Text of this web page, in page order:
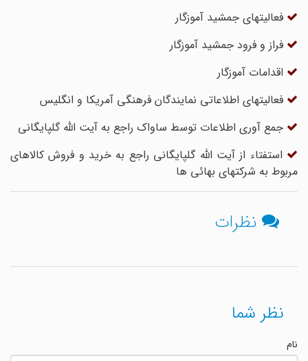
فعالیتهای جمشید آموزگار
فراز و فرود جمشید آموزگار
اقدامات آموزگار
فعالیتهای اطلاعاتی نمایندگان فرهنگی آمریکا و انگلیس
جمع آوری اطلاعات توسط ساواک راجع به آیت الله گلپایگانی
استفتاء از آیت الله گلپایگانی راجع به خرید و فروش کالاهای
مربوط به شرکتهای بهائی ها
نظرات
نظر شما